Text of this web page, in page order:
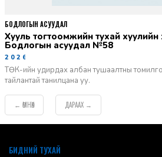
Хууль тогтоомжийн тухай хуулийн хэрэгжилт -
Бодлогын асуудал №58
2026-06-02
ТӨК-ийн удирдах албан тушаалтны
тайлантай танилцана уу.
БОДЛОГЫН АСУУДАЛ
← ӨМНӨХ ДАРААХ →
БИДНИЙ ТУХАЙ